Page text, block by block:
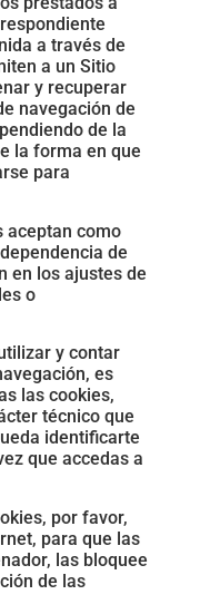
a través de
a un Sitio
y recuperar
navegación de
de la
la forma en que
para
aceptan como
de
en los ajustes de
o
y contar
es
las cookies,
técnico que
identificarte
que accedas a
por favor,
para que las
las bloquee
de las